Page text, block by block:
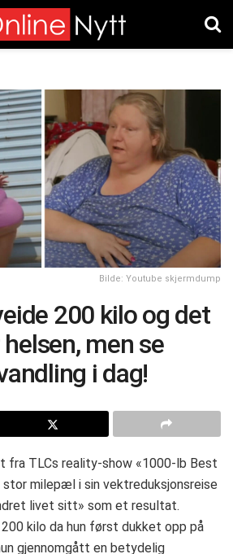
Bilde: Youtube skjermdump
200 kilo og det
men se
i dag!
fra TLCs reality-show «1000-lb Best
stor milepæl i sin vektreduksjonsreise
livet sitt» som et resultat.
kilo da hun først dukket opp på
gjennomgått en betydelig